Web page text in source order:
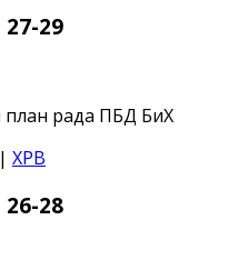
29
рада ПБД БиХ
ХРВ
28